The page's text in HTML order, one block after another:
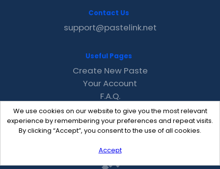
We use cookies on our website to give you the most relevant
experience by remembering your preferences and repeat visits.
By clicking “Accept”, you consent to the use of all cookies.
Accept
Contact Us
support@pastelink.net
Useful Pages
Create New Paste
Your Account
F.A.Q.
Recent
Contact